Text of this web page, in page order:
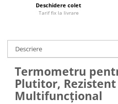
Tocatoare furaje
Motocoase, Trimmere si Masini de
tuns gazon
Motocositori cu motoare 2T
Trimmere electrice
Masini de tuns gazon pe benzina
Deschidere colet
Tarif fix la livrare
Descriere
Termometru
Plutitor, Rezistent
Multifuncțional